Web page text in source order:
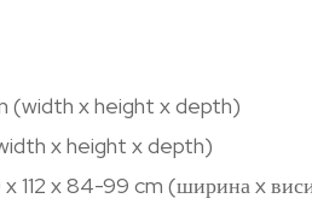
(width x height x depth)
x height x depth)
x 112 x 84-99 cm (ширина x